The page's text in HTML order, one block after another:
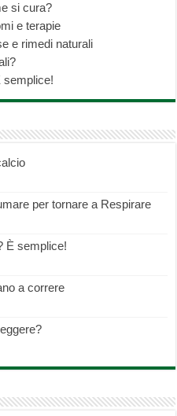
si cura?
e terapie
e rimedi naturali
semplice!
per tornare a Respirare
È semplice!
a correre